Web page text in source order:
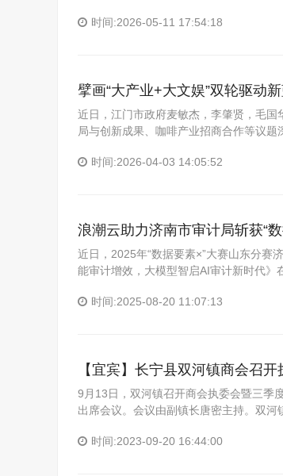
时间:2026-05-11 17:54:18
擘画“大产业+大文娱”双轮驱动
近日，江门市政府麦敏杰，李肇贤，毛
局与创新成果、咖啡产业招商合作等议
时间:2026-04-03 14:05:52
浪潮云助力济南市审计局斩获“
近日，2025年“数据要素×”大赛山东分赛
能审计增效，大模型智启AI审计新时代
时间:2025-08-20 11:07:13
【宜宾】长宁县双河镇商会召
9月13日，双河镇召开商会执委会暨三季
出席会议。会议由副镇长唐密主持。双
时间:2023-09-20 16:44:00